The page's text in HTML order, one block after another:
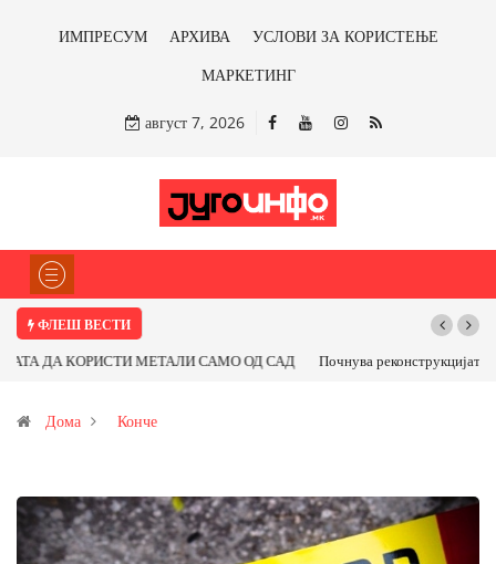
ИМПРЕСУМ АРХИВА
УСЛОВИ ЗА КОРИСТЕЊЕ
МАРКЕТИНГ
август 7, 2026
ФЛЕШ ВЕСТИ
Почнува реконструкцијата на улицата „5-ти Ноември“ во Струмица
Дома Конче